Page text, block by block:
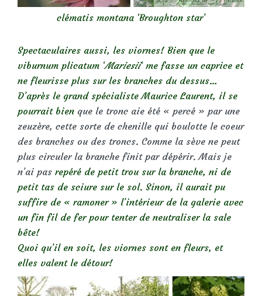
clématis montana ‘Broughton star’
Spectaculaires aussi, les viornes! Bien que le
viburnum plicatum ‘Mariesii‘ me fasse un caprice et
ne fleurisse plus sur les branches du dessus…
D’après le grand spécialiste Maurice Laurent, il se
pourrait bien que le tronc aie été « percé » par une
zeuzère, cette sorte de chenille qui boulotte le coeur
des branches ou des troncs. Comme la sève ne peut
plus circuler la branche finit par dépérir. Mais je
n’ai pas repéré de petit trou sur la branche, ni de
petit tas de sciure sur le sol. Sinon, il aurait pu
suffire de « ramoner » l’intérieur de la galerie avec
un fin fil de fer pour tenter de neutraliser la sale
bête!
Quoi qu’il en soit, les viornes sont en fleurs, et
elles valent le détour!